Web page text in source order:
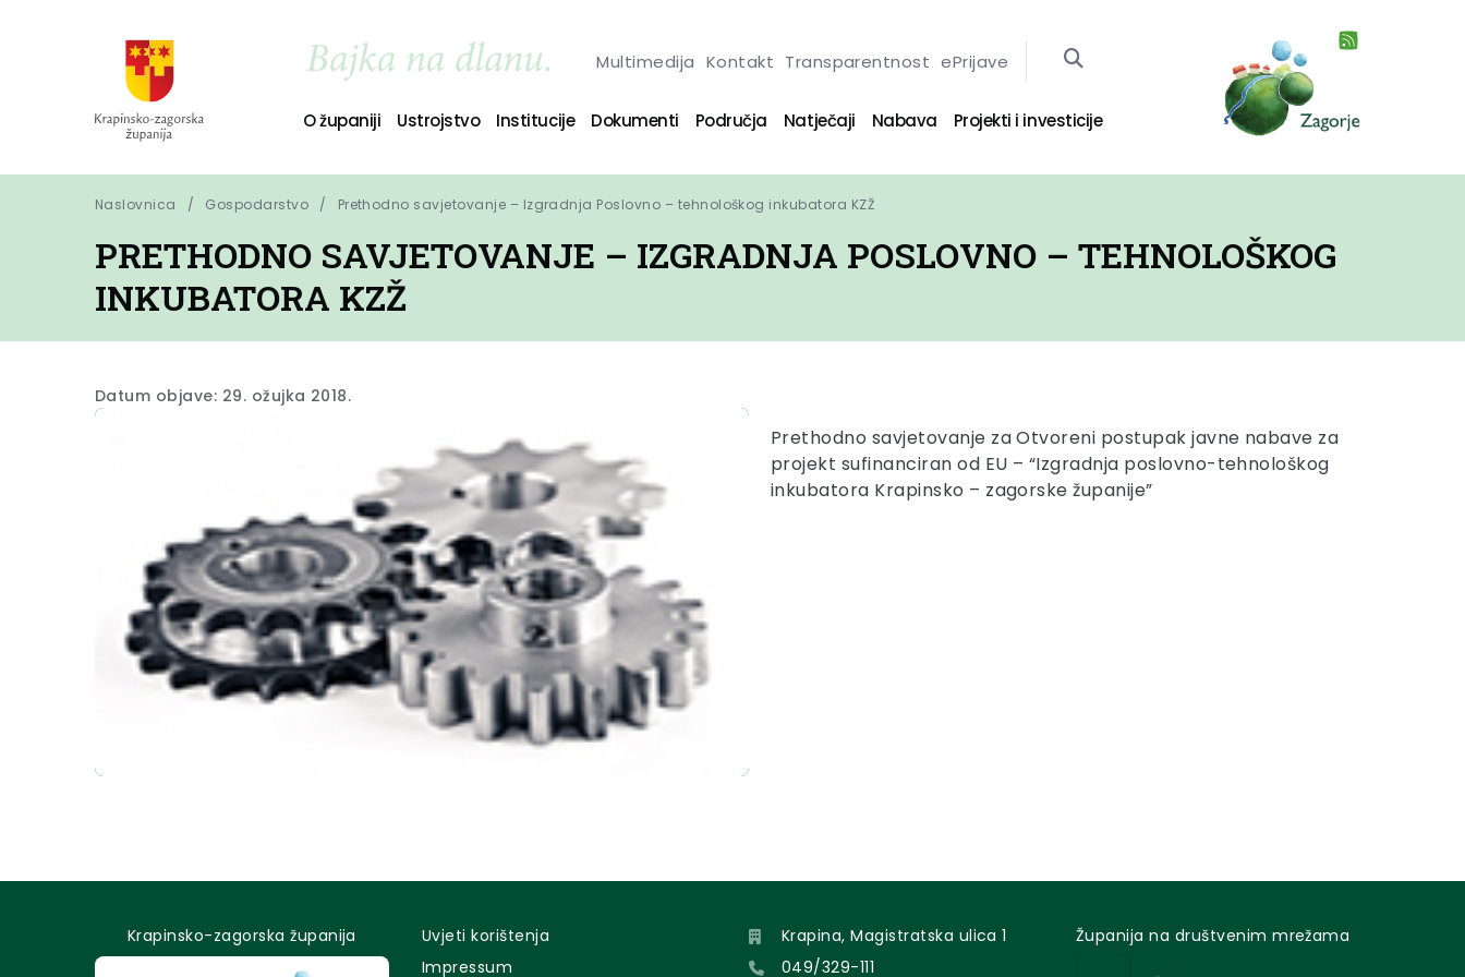
Multimedija Kontakt Transparentnost ePrijave
O županiji Ustrojstvo Institucije Dokumenti Područja Natječaji Nabava Projekti i investicije
Naslovnica Gospodarstvo Prethodno savjetovanje – Izgradnja Poslovno – tehnološkog inkubatora KZŽ
PRETHODNO SAVJETOVANJE – IZGRADNJA POSLOVNO – TEHNOLOŠKOG
INKUBATORA KZŽ
Datum objave: 29. ožujka 2018.
Prethodno savjetovanje za Otvoreni postupak javne nabave za
projekt sufinanciran od EU – “Izgradnja poslovno-tehnološkog
inkubatora Krapinsko – zagorske županije”
Krapinsko-zagorska županija
Uvjeti korištenja
Impressum
Krapina, Magistratska ulica 1
049/329-111
Županija na društvenim mrežama